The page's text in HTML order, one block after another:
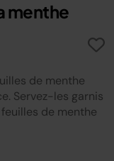
menthe
de menthe
Servez-les garnis
de menthe